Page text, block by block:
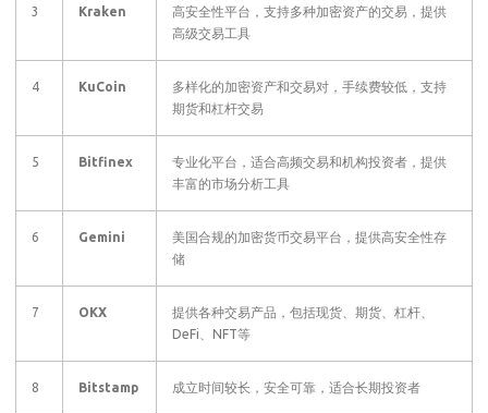
3 Kraken
高安全性平台，支持多种加密资产的交易，提供
高级交易工具
4 KuCoin
多样化的加密资产和交易对，手续费较低，支持
期货和杠杆交易
5 Bitfinex
专业化平台，适合高频交易和机构投资者，提供
丰富的市场分析工具
6 Gemini
美国合规的加密货币交易平台，提供高安全性存
储
7 OKX
提供各种交易产品，包括现货、期货、杠杆、
DeFi、NFT等
8 Bitstamp 成立时间较长，安全可靠，适合长期投资者